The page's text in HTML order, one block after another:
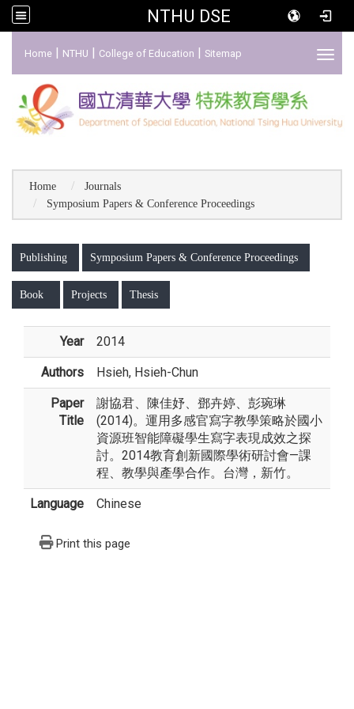
NTHU DSE
Home | NTHU | College of Education | Sitemap
Home
Journals
Symposium Papers & Conference Proceedings
Publishing Symposium Papers & Conference Proceedings
Book Projects Thesis
Year 2014
Authors Hsieh, Hsieh-Chun
Paper
Title
謝協君、陳佳妤、鄧卉婷、彭琬琳
(2014)。運用多感官寫字教學策略於國小
資源班智能障礙學生寫字表現成效之探
討。2014教育創新國際學術研討會—課
程、教學與產學合作。台灣，新竹。
Language Chinese
Print this page